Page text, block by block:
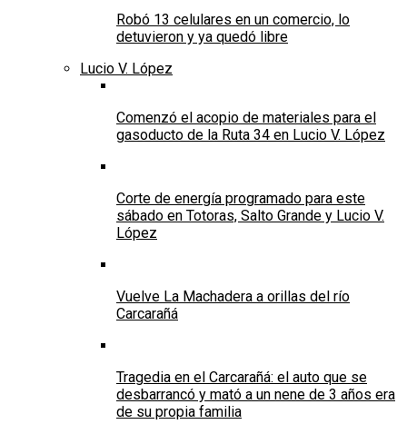
Robó 13 celulares en un comercio, lo
detuvieron y ya quedó libre
Lucio V. López
Comenzó el acopio de materiales para el
gasoducto de la Ruta 34 en Lucio V. López
Corte de energía programado para este
sábado en Totoras, Salto Grande y Lucio V.
López
Vuelve La Machadera a orillas del río
Carcarañá
Tragedia en el Carcarañá: el auto que se
desbarrancó y mató a un nene de 3 años era
de su propia familia